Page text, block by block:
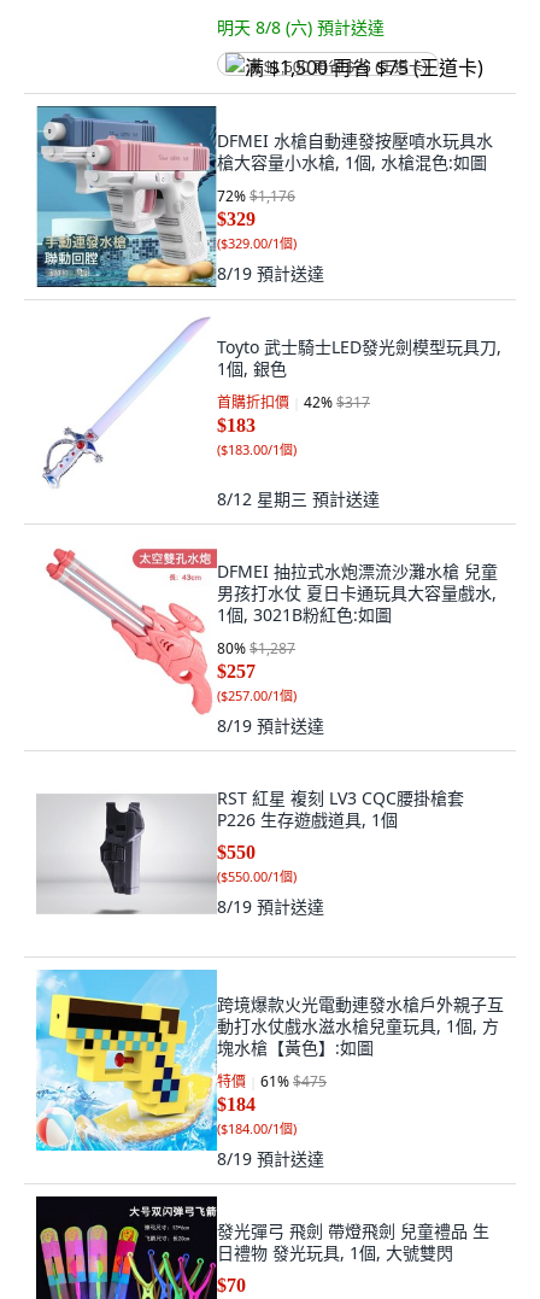
明天 8/8 (六) 預計送達
满 $1,500 再省 $75 (王道卡)
DFMEI 水槍自動連發按壓噴水玩具水
槍大容量小水槍, 1個, 水槍混色:如圖
72%$1,176
$329
($329.00/1個)
8/19 預計送達
Toyto 武士騎士LED發光劍模型玩具刀,
1個, 銀色
首購折扣價 42%$317
$183
($183.00/1個)
8/12 星期三 預計送達
DFMEI 抽拉式水炮漂流沙灘水槍 兒童
男孩打水仗 夏日卡通玩具大容量戲水,
1個, 3021B粉紅色:如圖
80%$1,287
$257
($257.00/1個)
8/19 預計送達
RST 紅星 複刻 LV3 CQC腰掛槍套
P226 生存遊戲道具, 1個
$550
($550.00/1個)
8/19 預計送達
跨境爆款火光電動連發水槍戶外親子互
動打水仗戲水滋水槍兒童玩具, 1個, 方
塊水槍【黃色】:如圖
特價 61%$475
$184
($184.00/1個)
8/19 預計送達
發光彈弓 飛劍 帶燈飛劍 兒童禮品 生
日禮物 發光玩具, 1個, 大號雙閃
$70